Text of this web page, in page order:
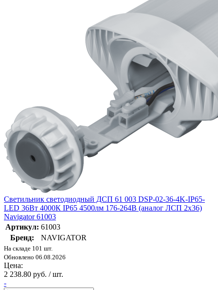
Светильник светодиодный ДСП 61 003 DSP-02-36-4K-IP65-
LED 36Вт 4000К IP65 4500лм 176-264В (аналог ЛСП 2х36)
Navigator 61003
Артикул: 61003
Бренд:
NAVIGATOR
На складе 101 шт.
Обновлено 06.08.2026
Цена:
2 238.80 руб. / шт.
-